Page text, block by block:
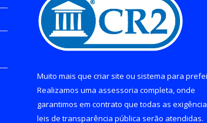
Muito mais que criar site ou sistema para
Realizamos uma assessoria completa, onde
garantimos em contrato que todas as
leis de transparência pública serão atendidas.